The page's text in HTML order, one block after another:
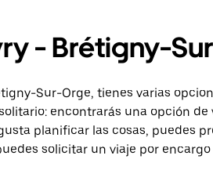
- Brétigny-
Sur-Orge, tienes varias
encontrarás una opción de
planificar las cosas, puedes
solicitar un viaje por encargo